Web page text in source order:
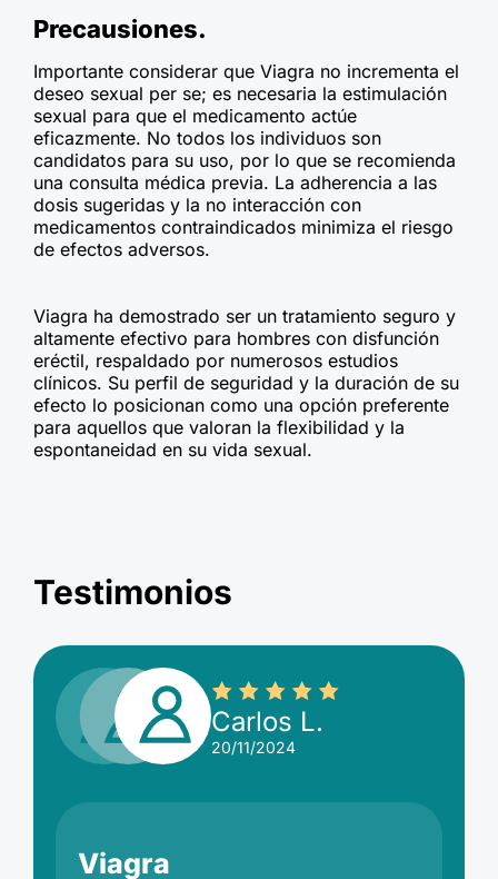
Precausiones.
Importante considerar que Viagra no incrementa el
deseo sexual per se; es necesaria la estimulación
sexual para que el medicamento actúe
eficazmente. No todos los individuos son
candidatos para su uso, por lo que se recomienda
una consulta médica previa. La adherencia a las
dosis sugeridas y la no interacción con
medicamentos contraindicados minimiza el riesgo
de efectos adversos.
Viagra ha demostrado ser un tratamiento seguro y
altamente efectivo para hombres con disfunción
eréctil, respaldado por numerosos estudios
clínicos. Su perfil de seguridad y la duración de su
efecto lo posicionan como una opción preferente
para aquellos que valoran la flexibilidad y la
espontaneidad en su vida sexual.
Testimonios
Carlos L.
20/11/2024
Viagra